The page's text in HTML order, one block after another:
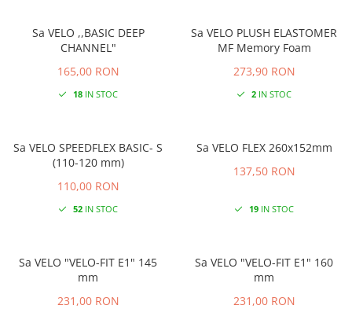
Sa VELO ,,BASIC DEEP
CHANNEL"
165,00 RON
18IN STOC
Sa VELO PLUSH ELASTOMER
MF Memory Foam
273,90 RON
2IN STOC
Sa VELO SPEEDFLEX BASIC- S
(110-120 mm)
110,00 RON
52IN STOC
Sa VELO FLEX 260x152mm
137,50 RON
19IN STOC
Sa VELO "VELO-FIT E1" 145
mm
231,00 RON
Sa VELO "VELO-FIT E1" 160
mm
231,00 RON